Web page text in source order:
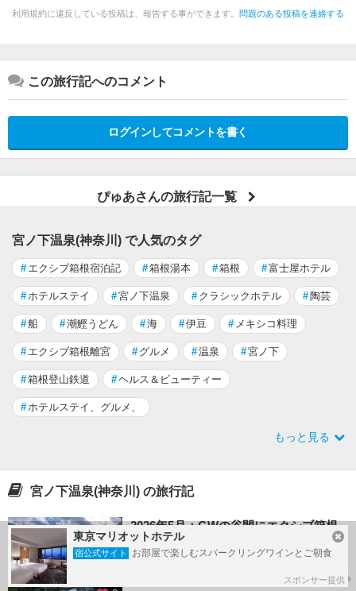
利用規約に違反している投稿は、報告する事ができます。 問題のある投稿を連絡する
この旅行記へのコメント
ログインしてコメントを書く
ぴゅあさんの旅行記一覧
宮ノ下温泉(神奈川) で人気のタグ
# エクシブ箱根宿泊記 #箱根湯本 #箱根 #富士屋ホテル
#ホテルステイ #宮ノ下温泉 # クラシックホテル # 陶芸
#船 #潮鰹うどん #海 #伊豆 # メキシコ料理
# エクシブ箱根離宮 # グルメ #温泉 #宮ノ下
#箱根登山鉄道 #ヘルス＆ビューティー
#ホテルステイ、グルメ、
もっと見る
宮ノ下温泉(神奈川) の旅行記
2026年5月：GWの谷間にエクシブ箱根
離宮からの御殿場プレミアムアウトレ
ット
東京マリオットホテル
宿公式サイト お部屋で楽しむスパークリングワインとご朝食
スポンサー提供